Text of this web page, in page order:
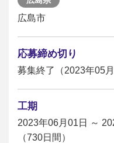
広島市
応募締め切り
募集終了（2023年05
工期
2023年06月01日 ～
（730日間）